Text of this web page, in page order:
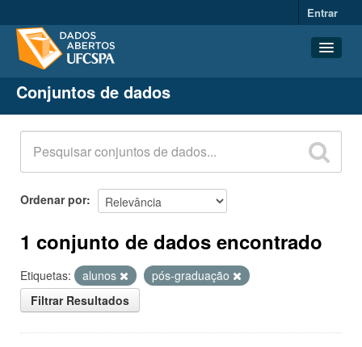
Entrar
Conjuntos de dados
Organizações
Grupos
Sobre
Conjuntos de dados
Ordenar por
1 conjunto de dados encontrado
Etiquetas: alunos
pós-graduação
Filtrar Resultados